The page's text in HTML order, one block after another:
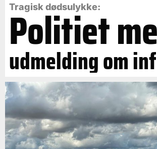
Tragisk dødsulykke:
Politiet
udmelding om